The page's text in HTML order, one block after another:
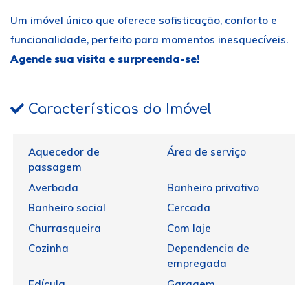
Um imóvel único que oferece sofisticação, conforto e
funcionalidade, perfeito para momentos inesquecíveis.
Agende sua visita e surpreenda-se!
Características do Imóvel
Aquecedor de
passagem
Área de serviço
Averbada
Banheiro privativo
Banheiro social
Cercada
Churrasqueira
Com laje
Cozinha
Dependencia de
empregada